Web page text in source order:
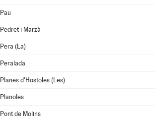
Pau
Pedret i Marzà
Pera (La)
Peralada
Planes d'Hostoles (Les)
Planoles
Pont de Molins